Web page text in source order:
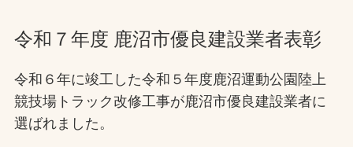
施工・管理実績一覧
採用情報
令和７年度 鹿沼市優良建設業者表彰
令和６年に竣工した令和５年度鹿沼運動公園陸上
競技場トラック改修工事が鹿沼市優良建設業者に
選ばれました。